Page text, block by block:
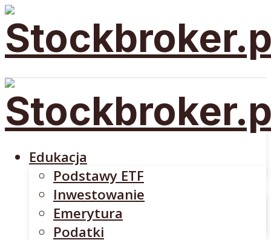
Podstawy ETF
Inwestowanie
Emerytura
Podatki
Rankingi
Ranking ETF
Rankingi Brokerów
Edukacja
Podstawy ETF
Inwestowanie
Emerytura
Podatki